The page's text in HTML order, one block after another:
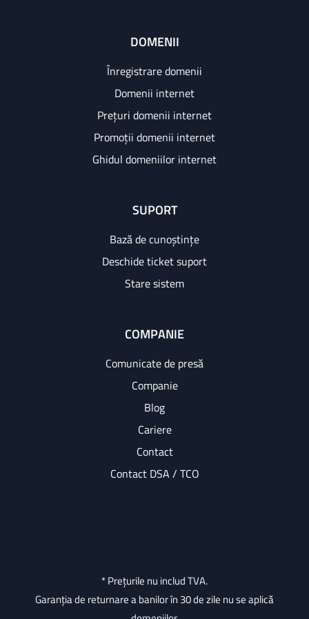
DOMENII
Înregistrare domenii
Domenii internet
Prețuri domenii internet
Promoții domenii internet
Ghidul domeniilor internet
SUPORT
Bază de cunoștințe
Deschide ticket suport
Stare sistem
COMPANIE
Comunicate de presă
Companie
Blog
Cariere
Contact
Contact DSA / TCO
* Prețurile nu includ TVA.
Garanția de returnare a banilor în 30 de zile nu se aplică